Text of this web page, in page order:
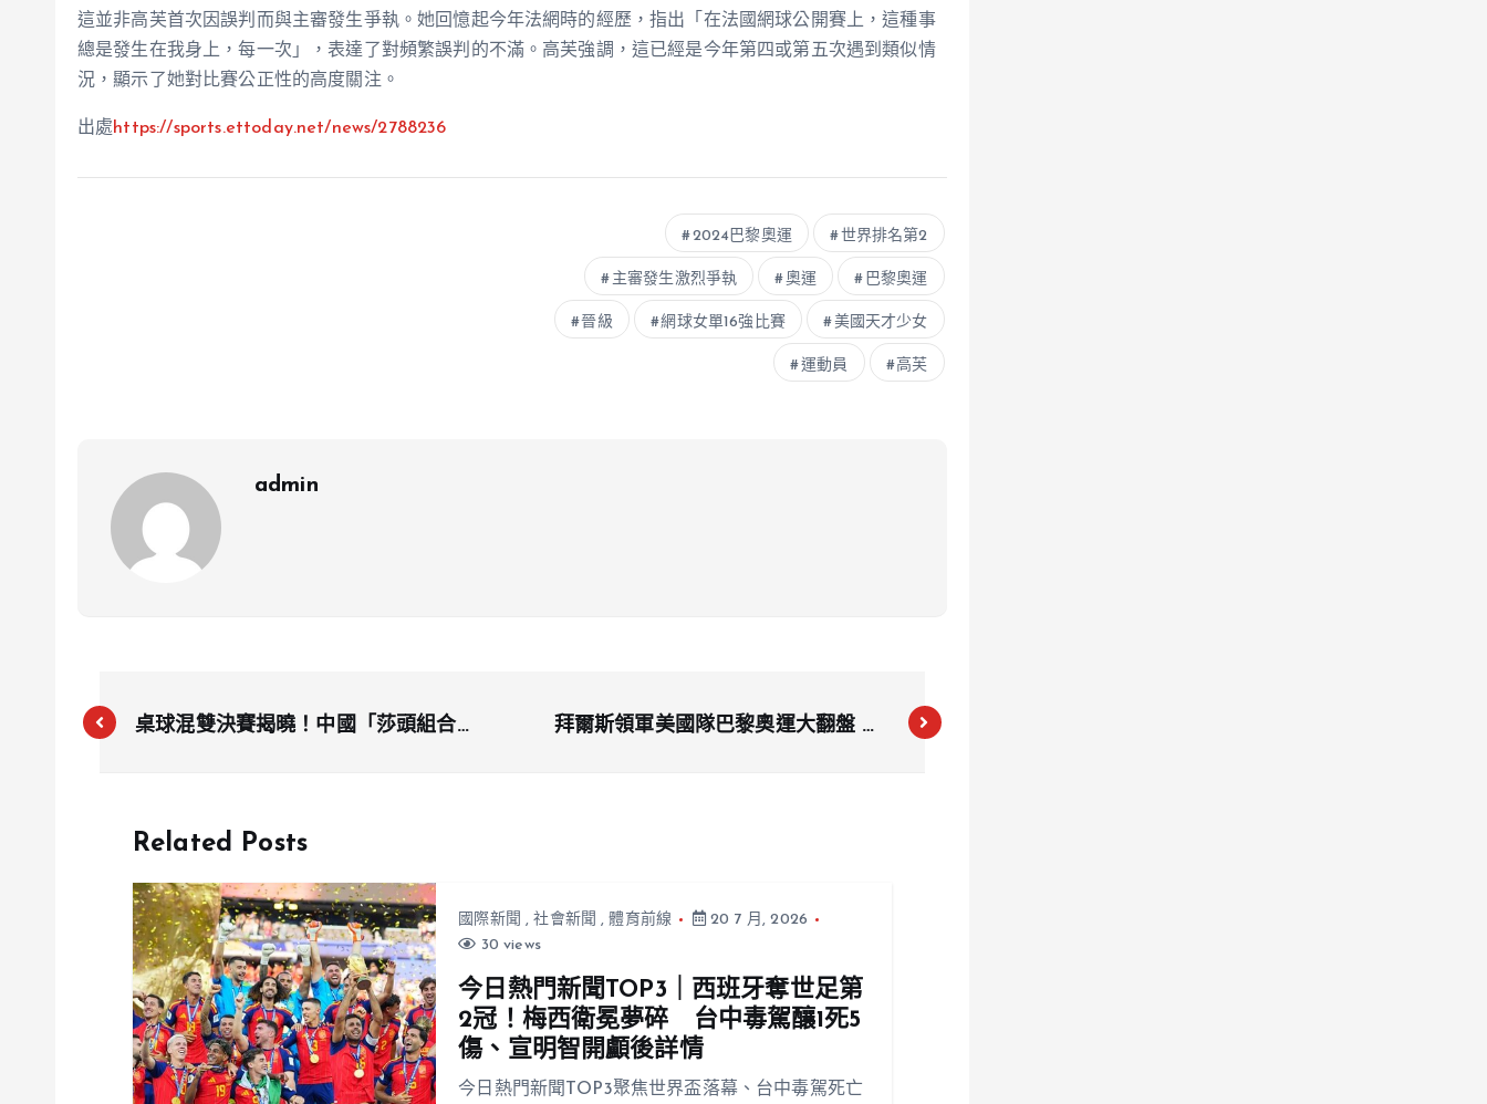
這並非高芙首次因誤判而與主審發生爭執。她回憶起今年法網時的經歷，指出「在法國網球公開賽上，這種事
總是發生在我身上，每一次」，表達了對頻繁誤判的不滿。高芙強調，這已經是今年第四或第五次遇到類似情
況，顯示了她對比賽公正性的高度關注。
出處https://sports.ettoday.net/news/2788236
2024巴黎奧運 世界排名第2
主審發生激烈爭執 奧運 巴黎奧運
晉級 網球女單16強比賽 美國天才少女
運動員 高芙
admin
桌球混雙決賽揭曉！中國「莎頭組合」
拜爾斯領軍美國隊巴黎奧運大翻盤 奪
Related Posts
國際新聞 ,社會新聞 ,體育前線
20 7 月, 2026
30 views
今日熱門新聞TOP3｜西班牙奪世足第
2冠！梅西衛冕夢碎 台中毒駕釀1死5
傷、宣明智開顱後詳情
今日熱門新聞TOP3聚焦世界盃落幕、台中毒駕死亡